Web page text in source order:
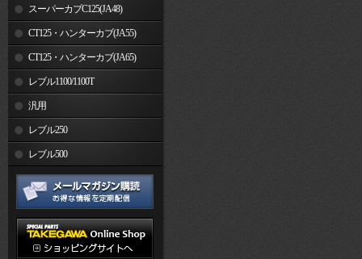
スーパーカブC125(JA48)
CT125・ハンターカブ(JA55)
CT125・ハンターカブ(JA65)
レブル1100/1100T
汎用
レブル250
レブル500